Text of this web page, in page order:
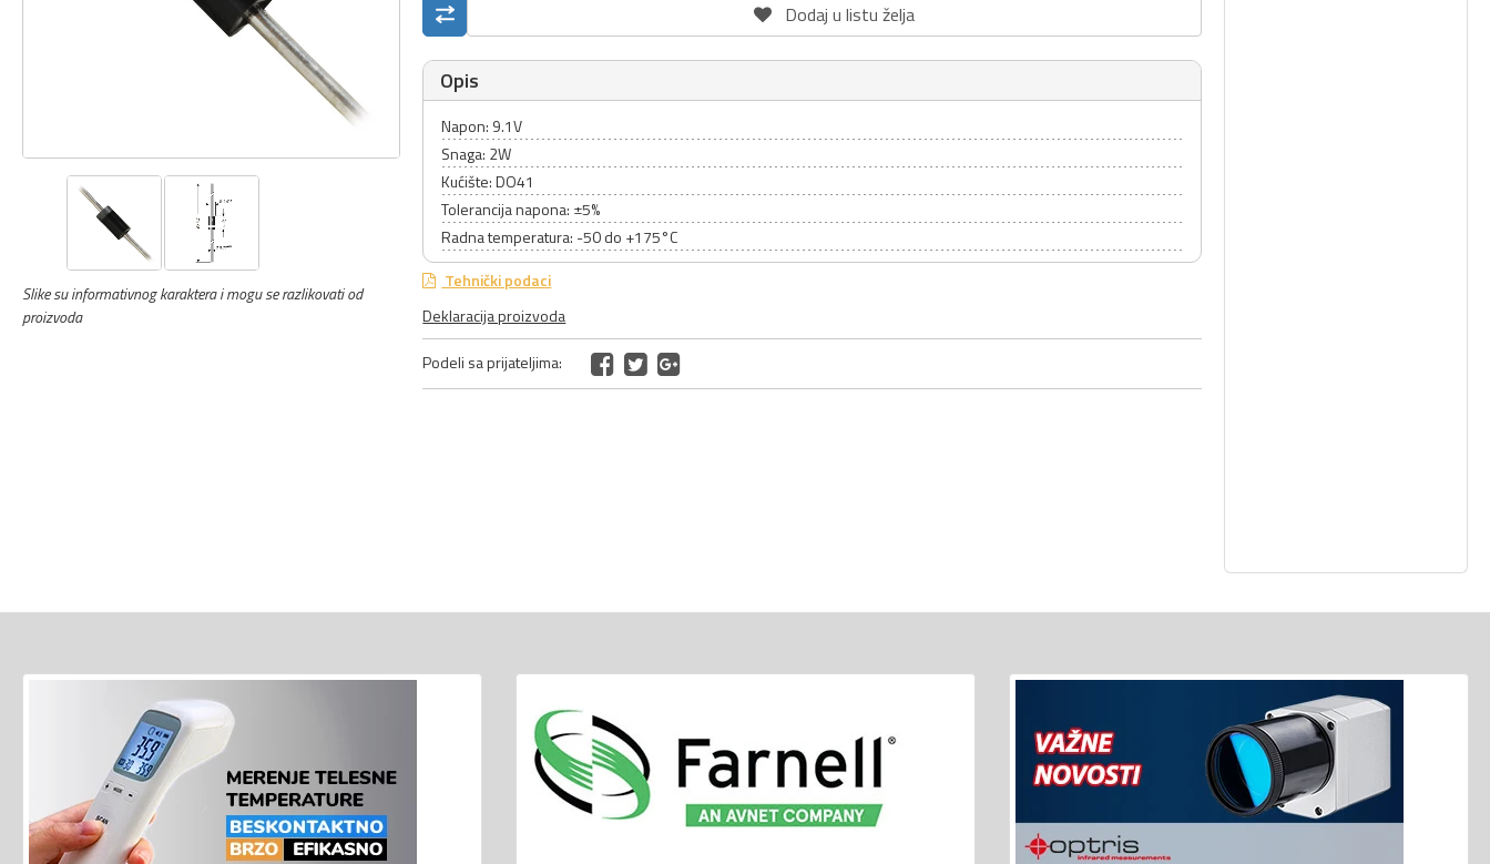
Slike su informativnog karaktera i mogu se razlikovati od
proizvoda
Dodaj u listu želja
Opis
Napon: 9.1V
Snaga: 2W
Kućište: DO41
Tolerancija napona: ±5%
Radna temperatura: -50 do +175°C
Tehnički podaci
Deklaracija proizvoda
Podeli sa prijateljima: